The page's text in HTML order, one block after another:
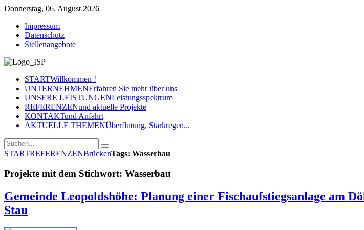
Donnerstag, 06. August 2026
Impressum
Datenschutz
Stellenangebote
STARTWillkommen !
UNTERNEHMENErfahren Sie mehr über uns
UNSERE LEISTUNGENLeistungsspektrum
REFERENZENund aktuelle Projekte
KONTAKTund Anfahrt
AKTUELLE THEMENÜberflutung, Starkregen...
STARTREFERENZENBrückenTags: Wasserbau
Projekte mit dem Stichwort: Wasserbau
Gemeinde Leopoldshöhe: Planung einer Fischaufstiegsanlage am
Stau